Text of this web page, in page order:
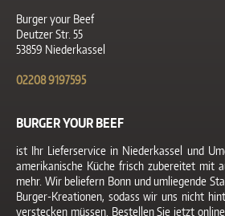
Burger your Beef
Deutzer Str. 55
53859 Niederkassel
02208 9197595
BURGER YOUR BEEF
ist Ihr Lieferservice in Niederkassel und
amerikanische Küche frisch zubereitet mit
mehr. Wir beliefern Bonn und umliegende
Burger-Kreationen, sodass wir uns nicht
verstecken müssen. Bestellen Sie jetzt